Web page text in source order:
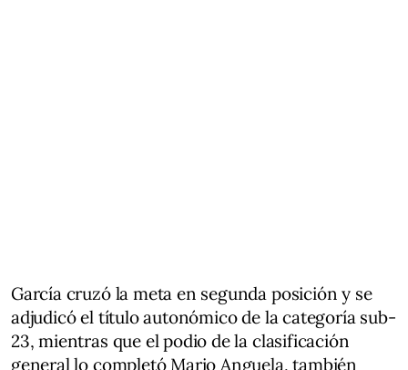
García cruzó la meta en segunda posición y se
adjudicó el título autonómico de la categoría sub-
23, mientras que el podio de la clasificación
general lo completó Mario Anguela, también